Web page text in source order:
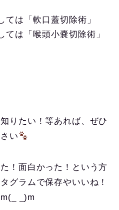
ては「軟口蓋切除術」
ては「喉頭小嚢切除術」
りたい！等あれば、ぜひ
い
！面白かった！という方
グラムで保存やいいね！
_)m